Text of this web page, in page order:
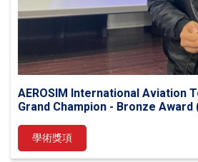
AEROSIM International Aviation
Grand Champion - Bronze Award
學術獎項